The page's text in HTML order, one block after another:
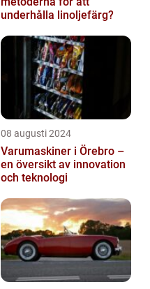
underhålla linoljefärg?
08 augusti 2024
Varumaskiner i Örebro –
en översikt av innovation
och teknologi